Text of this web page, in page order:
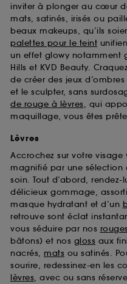
inviter à plonger au cœur
mats, satinés, irisés ou
beaux makeups, qu’ils
palettes pour le teint
un effet glowy notamment
Hills et KVD Beauty.
de créer des jeux
et le sculpter, sans
de rouge à lèvres, qui
maquillage, vous êtes
Lèvres
Accrochez sur votre visage
magnifié par une
soin. Tout d’abord,
délicieux gommage,
masque hydratant et d’un
retrouve sont éclat
vous séduire par nos
bâtons) et nos gloss aux
nacrés, mats ou satinés.
sourire, redessinez-en les
lèvres, avec ou sans